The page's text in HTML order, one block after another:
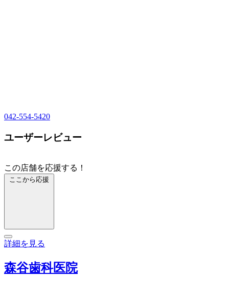
042-554-5420
ユーザーレビュー
この店舗を応援する！
ここから応援
詳細を見る
森谷歯科医院